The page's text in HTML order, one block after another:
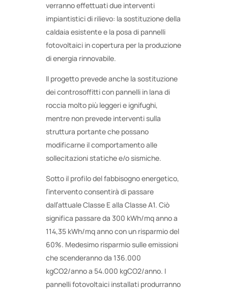
verranno effettuati due interventi
impiantistici di rilievo: la sostituzione della
caldaia esistente e la posa di pannelli
fotovoltaici in copertura per la produzione
di energia rinnovabile.
Il progetto prevede anche la sostituzione
dei controsoffitti con pannelli in lana di
roccia molto più leggeri e ignifughi,
mentre non prevede interventi sulla
struttura portante che possano
modificarne il comportamento alle
sollecitazioni statiche e/o sismiche.
Sotto il profilo del fabbisogno energetico,
l’intervento consentirà di passare
dall’attuale Classe E alla Classe A1. Ciò
significa passare da 300 kWh/mq anno a
114,35 kWh/mq anno con un risparmio del
60%. Medesimo risparmio sulle emissioni
che scenderanno da 136.000
kgCO2/anno a 54.000 kgCO2/anno. I
pannelli fotovoltaici installati produrranno